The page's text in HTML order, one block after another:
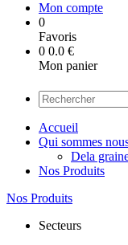
Mon compte
0
Favoris
0 0.0 €
Mon panier
Accueil
Qui sommes
Dela
Nos Produits
Nos Produits
Secteurs